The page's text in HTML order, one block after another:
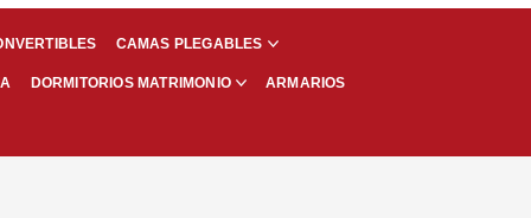
CAMAS PLEGABLES
DORMITORIOS MATRIMONIO ARMARIOS